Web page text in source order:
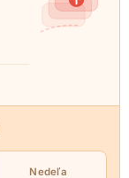
Nedeľa